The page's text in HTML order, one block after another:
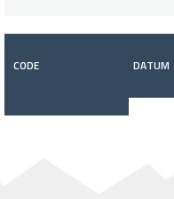
CODE DATUM